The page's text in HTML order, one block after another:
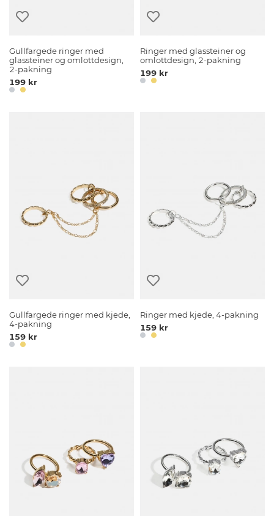
Gullfargede ringer med
glassteiner og omlottdesign,
2-pakning
199 kr
Ringer med glassteiner og
omlottdesign, 2-pakning
199 kr
Gullfargede ringer med kjede,
4-pakning
159 kr
Ringer med kjede, 4-pakning
159 kr